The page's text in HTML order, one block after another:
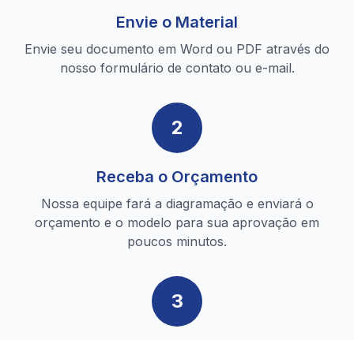
Envie o Material
Envie seu documento em Word ou PDF através do
nosso formulário de contato ou e-mail.
2
Receba o Orçamento
Nossa equipe fará a diagramação e enviará o
orçamento e o modelo para sua aprovação em
poucos minutos.
3